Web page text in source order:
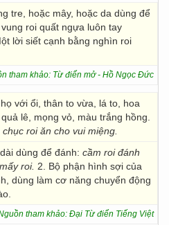
tre, hoặc mây, hoặc da dùng để
roi quất ngựa luôn tay
lời siết cạnh bằng nghìn roi
tham khảo: Từ điển mở - Hồ Ngọc Đức
với ổi, thân to vừa, lá to, hoa
lê, mọng vỏ, màu trắng hồng.
chục roi ăn cho vui miệng.
dùng để đánh: cầm roi đánh
roi. 2. Bộ phận hình sợi của
dùng làm cơ năng chuyển động
tham khảo: Đại Từ điển Tiếng Việt